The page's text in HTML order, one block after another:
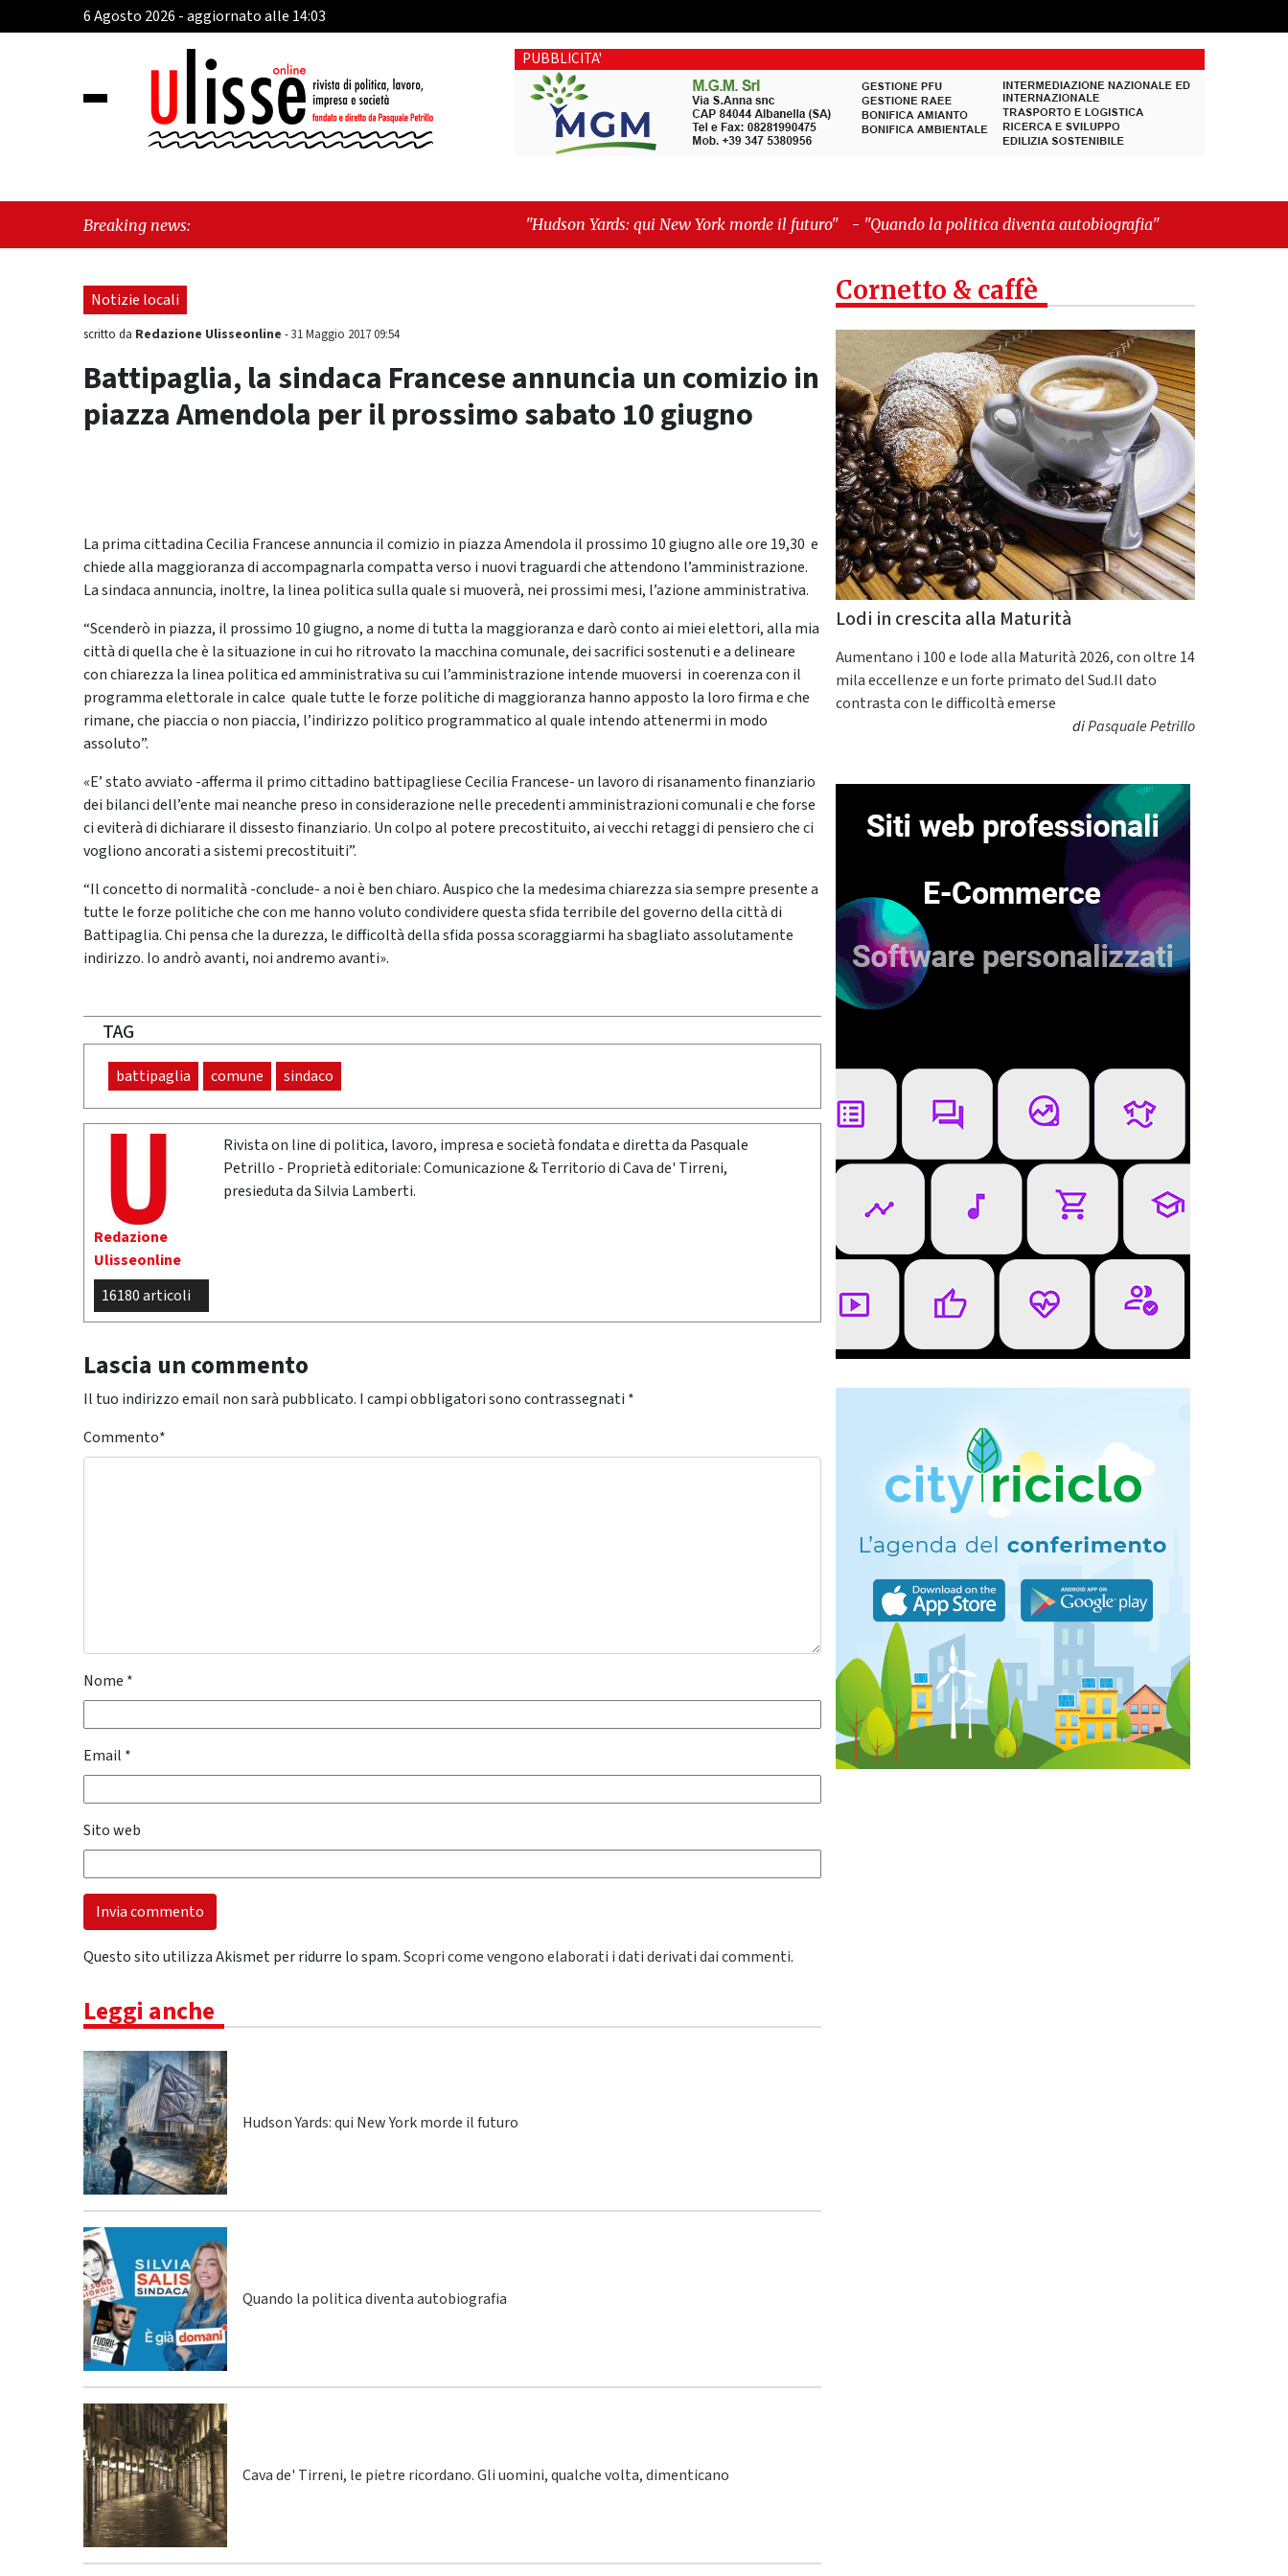
6 Agosto 2026 - aggiornato alle 14:03
PUBBLICITA'
Breaking news: "Hudson Yards: qui New York morde il futuro" -"Quando la politica diventa autobiografia"
Notizie locali
scritto da Redazione Ulisseonline -31 Maggio 2017 09:54
Battipaglia, la sindaca Francese annuncia un comizio in
piazza Amendola per il prossimo sabato 10 giugno
La prima cittadina Cecilia Francese annuncia il comizio in piazza Amendola il prossimo 10 giugno alle ore 19,30 e
chiede alla maggioranza di accompagnarla compatta verso i nuovi traguardi che attendono l’amministrazione.
La sindaca annuncia, inoltre, la linea politica sulla quale si muoverà, nei prossimi mesi, l’azione amministrativa.
“Scenderò in piazza, il prossimo 10 giugno, a nome di tutta la maggioranza e darò conto ai miei elettori, alla mia
città di quella che è la situazione in cui ho ritrovato la macchina comunale, dei sacrifici sostenuti e a delineare
con chiarezza la linea politica ed amministrativa su cui l’amministrazione intende muoversi in coerenza con il
programma elettorale in calce quale tutte le forze politiche di maggioranza hanno apposto la loro firma e che
rimane, che piaccia o non piaccia, l’indirizzo politico programmatico al quale intendo attenermi in modo
assoluto”.
«E’ stato avviato -afferma il primo cittadino battipagliese Cecilia Francese- un lavoro di risanamento finanziario
dei bilanci dell’ente mai neanche preso in considerazione nelle precedenti amministrazioni comunali e che forse
ci eviterà di dichiarare il dissesto finanziario. Un colpo al potere precostituito, ai vecchi retaggi di pensiero che ci
vogliono ancorati a sistemi precostituiti”.
“Il concetto di normalità -conclude- a noi è ben chiaro. Auspico che la medesima chiarezza sia sempre presente a
tutte le forze politiche che con me hanno voluto condividere questa sfida terribile del governo della città di
Battipaglia. Chi pensa che la durezza, le difficoltà della sfida possa scoraggiarmi ha sbagliato assolutamente
indirizzo. Io andrò avanti, noi andremo avanti».
TAG
battipaglia comune sindaco
Redazione
Ulisseonline
16180 articoli
Rivista on line di politica, lavoro, impresa e società fondata e diretta da Pasquale
Petrillo - Proprietà editoriale: Comunicazione & Territorio di Cava de' Tirreni,
presieduta da Silvia Lamberti.
Lascia un commento
Il tuo indirizzo email non sarà pubblicato. I campi obbligatori sono contrassegnati *
Commento*
Nome *
Email *
Sito web
Questo sito utilizza Akismet per ridurre lo spam.Scopri come vengono elaborati i dati derivati dai commenti.
Leggi anche
Hudson Yards: qui New York morde il futuro
Quando la politica diventa autobiografia
Cava de' Tirreni, le pietre ricordano. Gli uomini, qualche volta, dimenticano
Cornetto & caffè
Lodi in crescita alla Maturità
Aumentano i 100 e lode alla Maturità 2026, con oltre 14
mila eccellenze e un forte primato del Sud.Il dato
contrasta con le difficoltà emerse
diPasquale Petrillo